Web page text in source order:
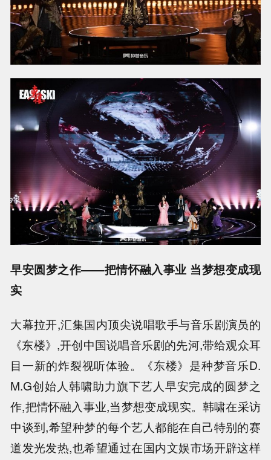
早安圆梦之作——把情怀融入事业 当梦想变成现
实
大幕拉开,汇集国内顶尖说唱歌手与音乐剧演员的
《东楼》,开创中国说唱音乐剧的先河,带给观众耳
目一新的炸裂视听体验。《东楼》是种梦音乐D.
M.G创始人韩啸助力旗下艺人早安完成的圆梦之
作,把情怀融入事业,当梦想变成现实。韩啸在采访
中谈到,希望种梦的每个艺人都能在自己特别的赛
道发光发热,也希望通过在国内文娱市场开辟这样